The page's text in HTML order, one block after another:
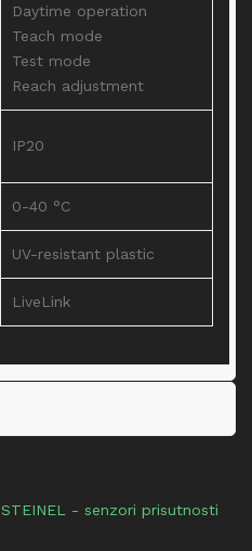
Daytime operation
Teach mode
Test mode
Reach adjustment
IP20
0-40 °C
UV-resistant plastic
LiveLink
STEINEL - senzori prisutnosti